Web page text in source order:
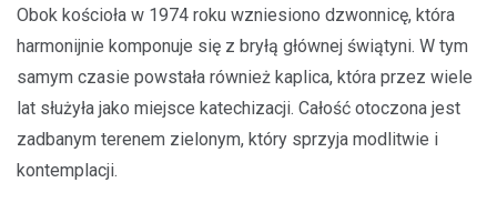
Obok kościoła w 1974 roku wzniesiono dzwonnicę, która
harmonijnie komponuje się z bryłą głównej świątyni. W tym
samym czasie powstała również kaplica, która przez wiele
lat służyła jako miejsce katechizacji. Całość otoczona jest
zadbanym terenem zielonym, który sprzyja modlitwie i
kontemplacji.